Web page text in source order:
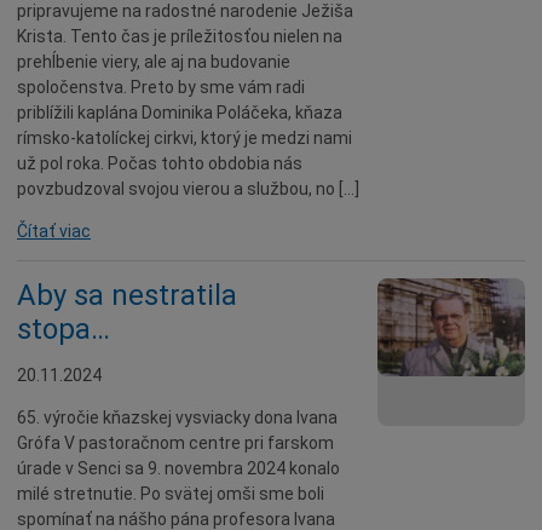
pripravujeme na radostné narodenie Ježiša
Krista. Tento čas je príležitosťou nielen na
prehĺbenie viery, ale aj na budovanie
spoločenstva. Preto by sme vám radi
priblížili kaplána Dominika Poláčeka, kňaza
rímsko-katolíckej cirkvi, ktorý je medzi nami
už pol roka. Počas tohto obdobia nás
povzbudzoval svojou vierou a službou, no […]
Čítať viac
Aby sa nestratila
stopa…
20.11.2024
65. výročie kňazskej vysviacky dona Ivana
Grófa V pastoračnom centre pri farskom
úrade v Senci sa 9. novembra 2024 konalo
milé stretnutie. Po svätej omši sme boli
spomínať na nášho pána profesora Ivana